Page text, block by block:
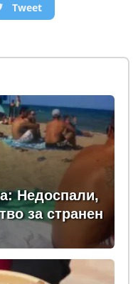
Tweet
Недоспали,
за странен